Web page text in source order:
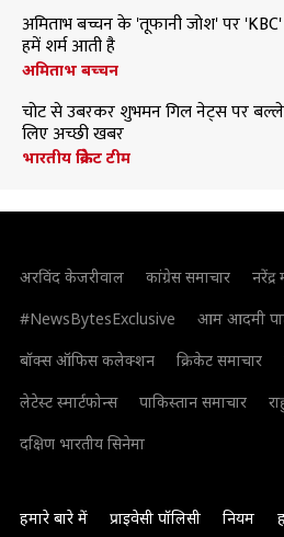
अमिताभ बच्चन के 'तूफानी जोश' पर
हमें शर्म आती है
अमिताभ बच्चन
चोट से उबरकर शुभमन गिल नेट्स पर
लिए अच्छी खबर
भारतीय क्रिकेट टीम
अरविंद केजरीवाल कांग्रेस समाचार नरेंद्र
#NewsBytesExclusive
आम आदमी
बॉक्स ऑफिस कलेक्शन
क्रिकेट समाचार
लेटेस्ट स्मार्टफोन्स
पाकिस्तान समाचार
दक्षिण भारतीय सिनेमा
हमारे बारे में प्राइवेसी पॉलिसी नियम